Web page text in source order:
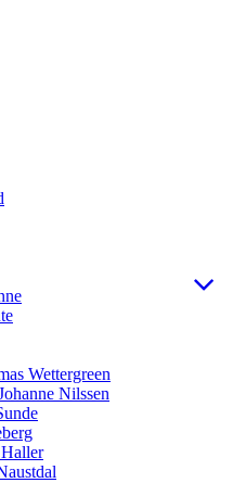
Wettergreen
Nilssen